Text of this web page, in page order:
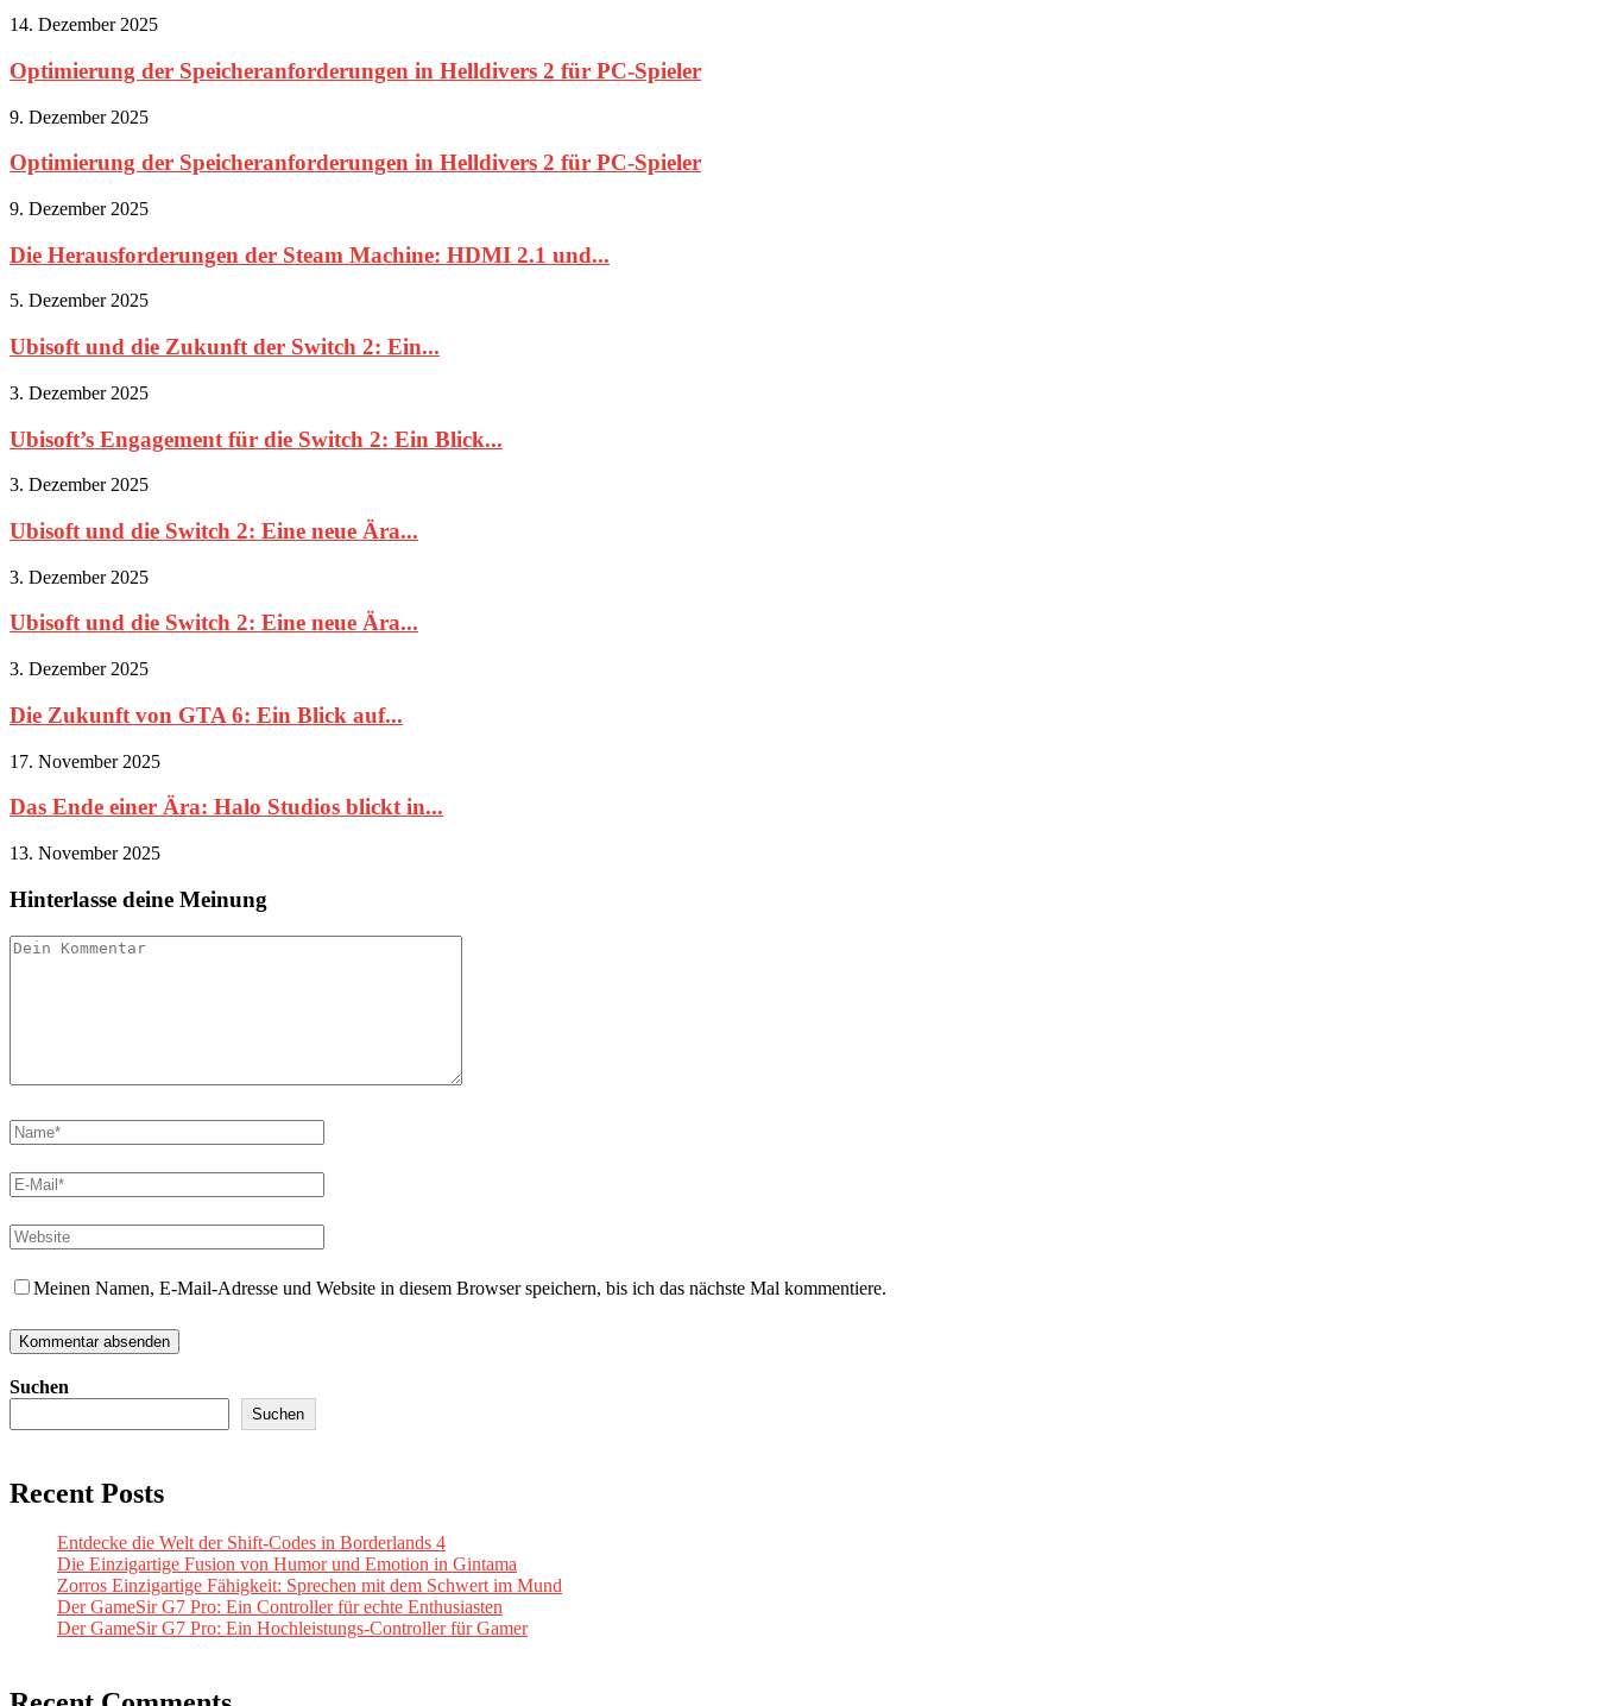
14. Dezember 2025
Optimierung der Speicheranforderungen in Helldivers 2 für PC-Spieler
9. Dezember 2025
Optimierung der Speicheranforderungen in Helldivers 2 für PC-Spieler
9. Dezember 2025
Die Herausforderungen der Steam Machine: HDMI 2.1 und...
5. Dezember 2025
Ubisoft und die Zukunft der Switch 2: Ein...
3. Dezember 2025
Ubisoft’s Engagement für die Switch 2: Ein Blick...
3. Dezember 2025
Ubisoft und die Switch 2: Eine neue Ära...
3. Dezember 2025
Ubisoft und die Switch 2: Eine neue Ära...
3. Dezember 2025
Die Zukunft von GTA 6: Ein Blick auf...
17. November 2025
Das Ende einer Ära: Halo Studios blickt in...
13. November 2025
Hinterlasse deine Meinung
Meinen Namen, E-Mail-Adresse und Website in diesem Browser speichern, bis ich das nächste Mal kommentiere.
Suchen
Suchen
Recent Posts
Entdecke die Welt der Shift-Codes in Borderlands 4
Die Einzigartige Fusion von Humor und Emotion in Gintama
Zorros Einzigartige Fähigkeit: Sprechen mit dem Schwert im Mund
Der GameSir G7 Pro: Ein Controller für echte Enthusiasten
Der GameSir G7 Pro: Ein Hochleistungs-Controller für Gamer